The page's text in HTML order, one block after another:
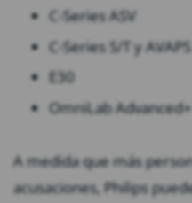
C-Series ASV
C-Series S/T y AVAPS
E30
OmniLab Advanced+
A medida que más
acusaciones, Philips